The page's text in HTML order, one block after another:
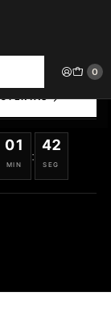
0
01
MIN
:
41
SEG